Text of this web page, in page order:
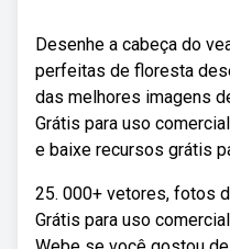
Desenhe a cabeça do
perfeitas de floresta
das melhores imagens
Grátis para uso
e baixe recursos grátis
25. 000+ vetores, fotos
Grátis para uso